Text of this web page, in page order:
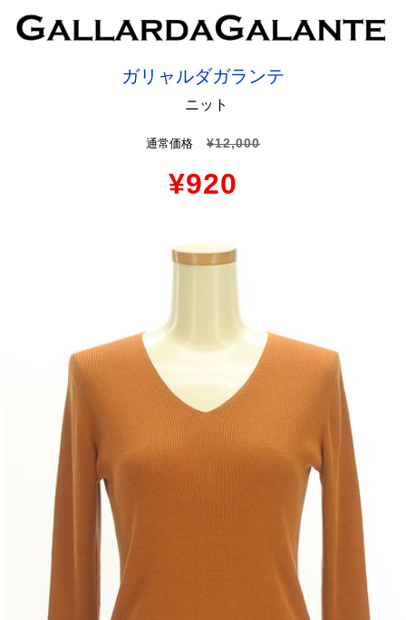
ガリャルダガランテ
ニット
通常価格 ¥12,000
¥920